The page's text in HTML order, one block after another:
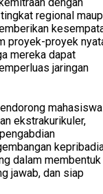
dengan
regional
proyek-proyek
mereka dapat
jaringan
mahasiswa
ekstrakurikuler,
dalam membentuk
jawab, dan siap